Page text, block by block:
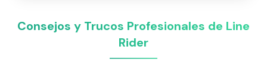
Consejos y Trucos Profesionales de Line
Rider